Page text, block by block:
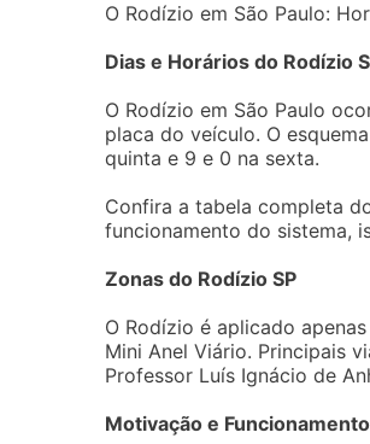
O Rodízio em São Paulo:
Dias e Horários do Rodízio
O Rodízio em São Paulo
placa do veículo. O
quinta e 9 e 0 na sexta.
Confira a tabela completa
funcionamento do sistema,
Zonas do Rodízio SP
O Rodízio é aplicado
Mini Anel Viário. Principais
Professor Luís Ignácio de
Motivação e